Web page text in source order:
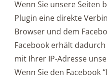
Wenn Sie unsere Seiten
Plugin eine direkte
Browser und dem
Facebook erhält
mit Ihrer IP-Adresse
Wenn Sie den Facebook